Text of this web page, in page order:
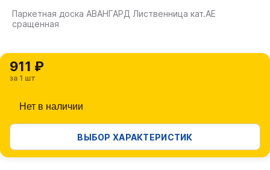
Паркетная доска АВАНГАРД Лиственница кат.АЕ
сращенная
911 ₽
за 1 шт
Нет в наличии
ВЫБОР ХАРАКТЕРИСТИК